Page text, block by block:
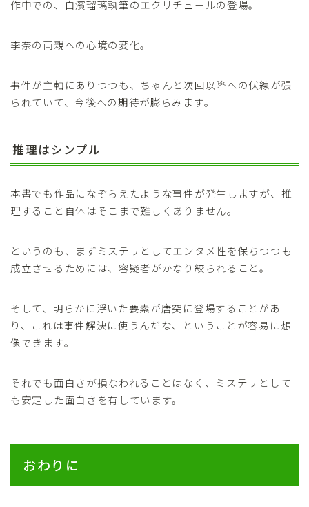
作中での、白濱瑠璃執筆のエクリチュールの登場。
李奈の両親への心境の変化。
事件が主軸にありつつも、ちゃんと次回以降への伏線が張
られていて、今後への期待が膨らみます。
推理はシンプル
本書でも作品になぞらえたような事件が発生しますが、推
理すること自体はそこまで難しくありません。
というのも、まずミステリとしてエンタメ性を保ちつつも
成立させるためには、容疑者がかなり絞られること。
そして、明らかに浮いた要素が唐突に登場することがあ
り、これは事件解決に使うんだな、ということが容易に想
像できます。
それでも面白さが損なわれることはなく、ミステリとして
も安定した面白さを有しています。
おわりに